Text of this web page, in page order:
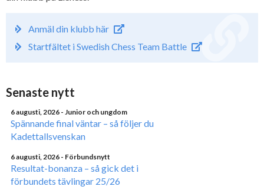
Anmäl din klubb här
Startfältet i Swedish Chess Team Battle
Senaste nytt
6 augusti, 2026 - Junior och ungdom
Spännande final väntar – så följer du
Kadettallsvenskan
6 augusti, 2026 - Förbundsnytt
Resultat-bonanza – så gick det i
förbundets tävlingar 25/26